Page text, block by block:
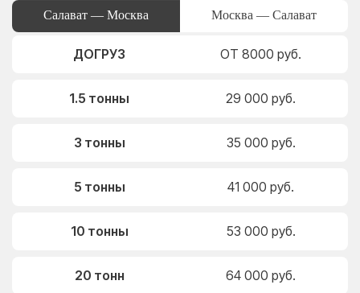
Салават — Москва Москва — Салават
ДОГРУЗ ОТ 8000 руб.
1.5 тонны 29 000 руб.
3 тонны 35 000 руб.
5 тонны 41 000 руб.
10 тонны 53 000 руб.
20 тонн 64 000 руб.